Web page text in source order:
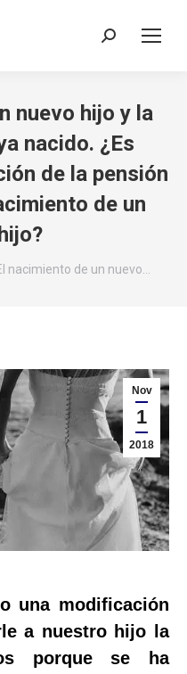
Buscar:
nuevo hijo y la
nacido. ¿Es
de la pensión
de un
nacimiento de un nuevo…
Nov
1
2018
una modificación
a nuestro hijo la
porque se ha